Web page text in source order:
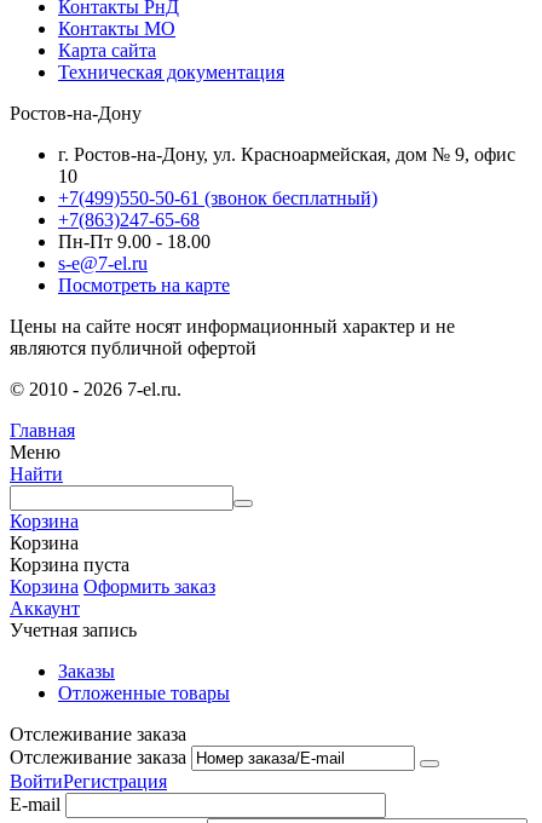
Контакты РнД
Контакты МО
Карта сайта
Техническая документация
Ростов-на-Дону
г. Ростов-на-Дону, ул. Красноармейская, дом № 9, офис
10
+7(499)550-50-61 (звонок бесплатный)
+7(863)247-65-68
Пн-Пт 9.00 - 18.00
s-e@7-el.ru
Посмотреть на карте
Цены на сайте носят информационный характер и не
являются публичной офертой
© 2010 - 2026 7-el.ru.
Главная
Меню
Найти
Корзина
Корзина
Корзина пуста
Корзина Оформить заказ
Аккаунт
Учетная запись
Заказы
Отложенные товары
Отслеживание заказа
Отслеживание заказа
ВойтиРегистрация
E-mail